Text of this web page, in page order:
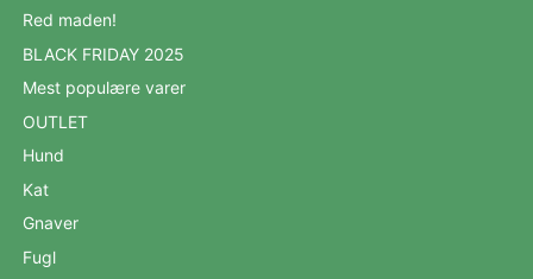
Red maden!
BLACK FRIDAY 2025
Mest populære varer
OUTLET
Hund
Kat
Gnaver
Fugl